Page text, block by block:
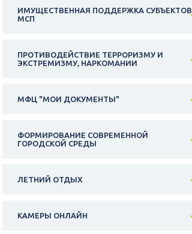
ИМУЩЕСТВЕННАЯ ПОДДЕРЖКА СУБЪЕКТОВ
МСП
ПРОТИВОДЕЙСТВИЕ ТЕРРОРИЗМУ И
ЭКСТРЕМИЗМУ, НАРКОМАНИИ
МФЦ "МОИ ДОКУМЕНТЫ"
ФОРМИРОВАНИЕ СОВРЕМЕННОЙ
ГОРОДСКОЙ СРЕДЫ
ЛЕТНИЙ ОТДЫХ
КАМЕРЫ ОНЛАЙН